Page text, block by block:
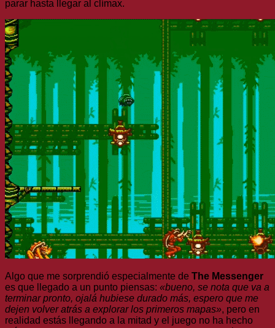
parar hasta llegar al clímax.
Algo que me sorprendió especialmente de The Messenger
es que llegado a un punto piensas: «bueno, se nota que va a
terminar pronto, ojalá hubiese durado más, espero que me
dejen volver atrás a explorar los primeros mapas», pero en
realidad estás llegando a la mitad y el juego no ha hecho